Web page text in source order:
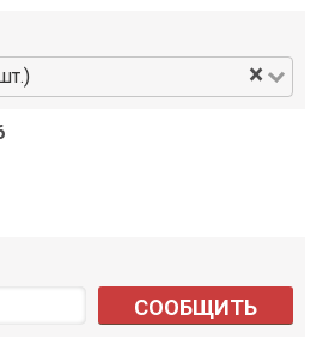
×
СООБЩИТЬ